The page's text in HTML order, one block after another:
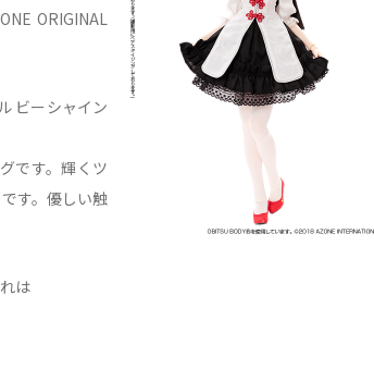
ORIGINAL
ビーシャイン
です。輝くツ
す。優しい触
は